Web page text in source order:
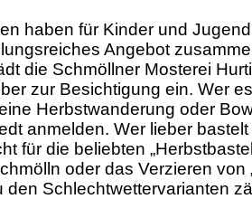
haben für Kinder und
Angebot
die Schmöllner Mosterei
zur Besichtigung ein. Wer
Herbstwanderung oder
anmelden. Wer lieber
für die beliebten
oder das Verzieren von
den Schlechtwettervarianten